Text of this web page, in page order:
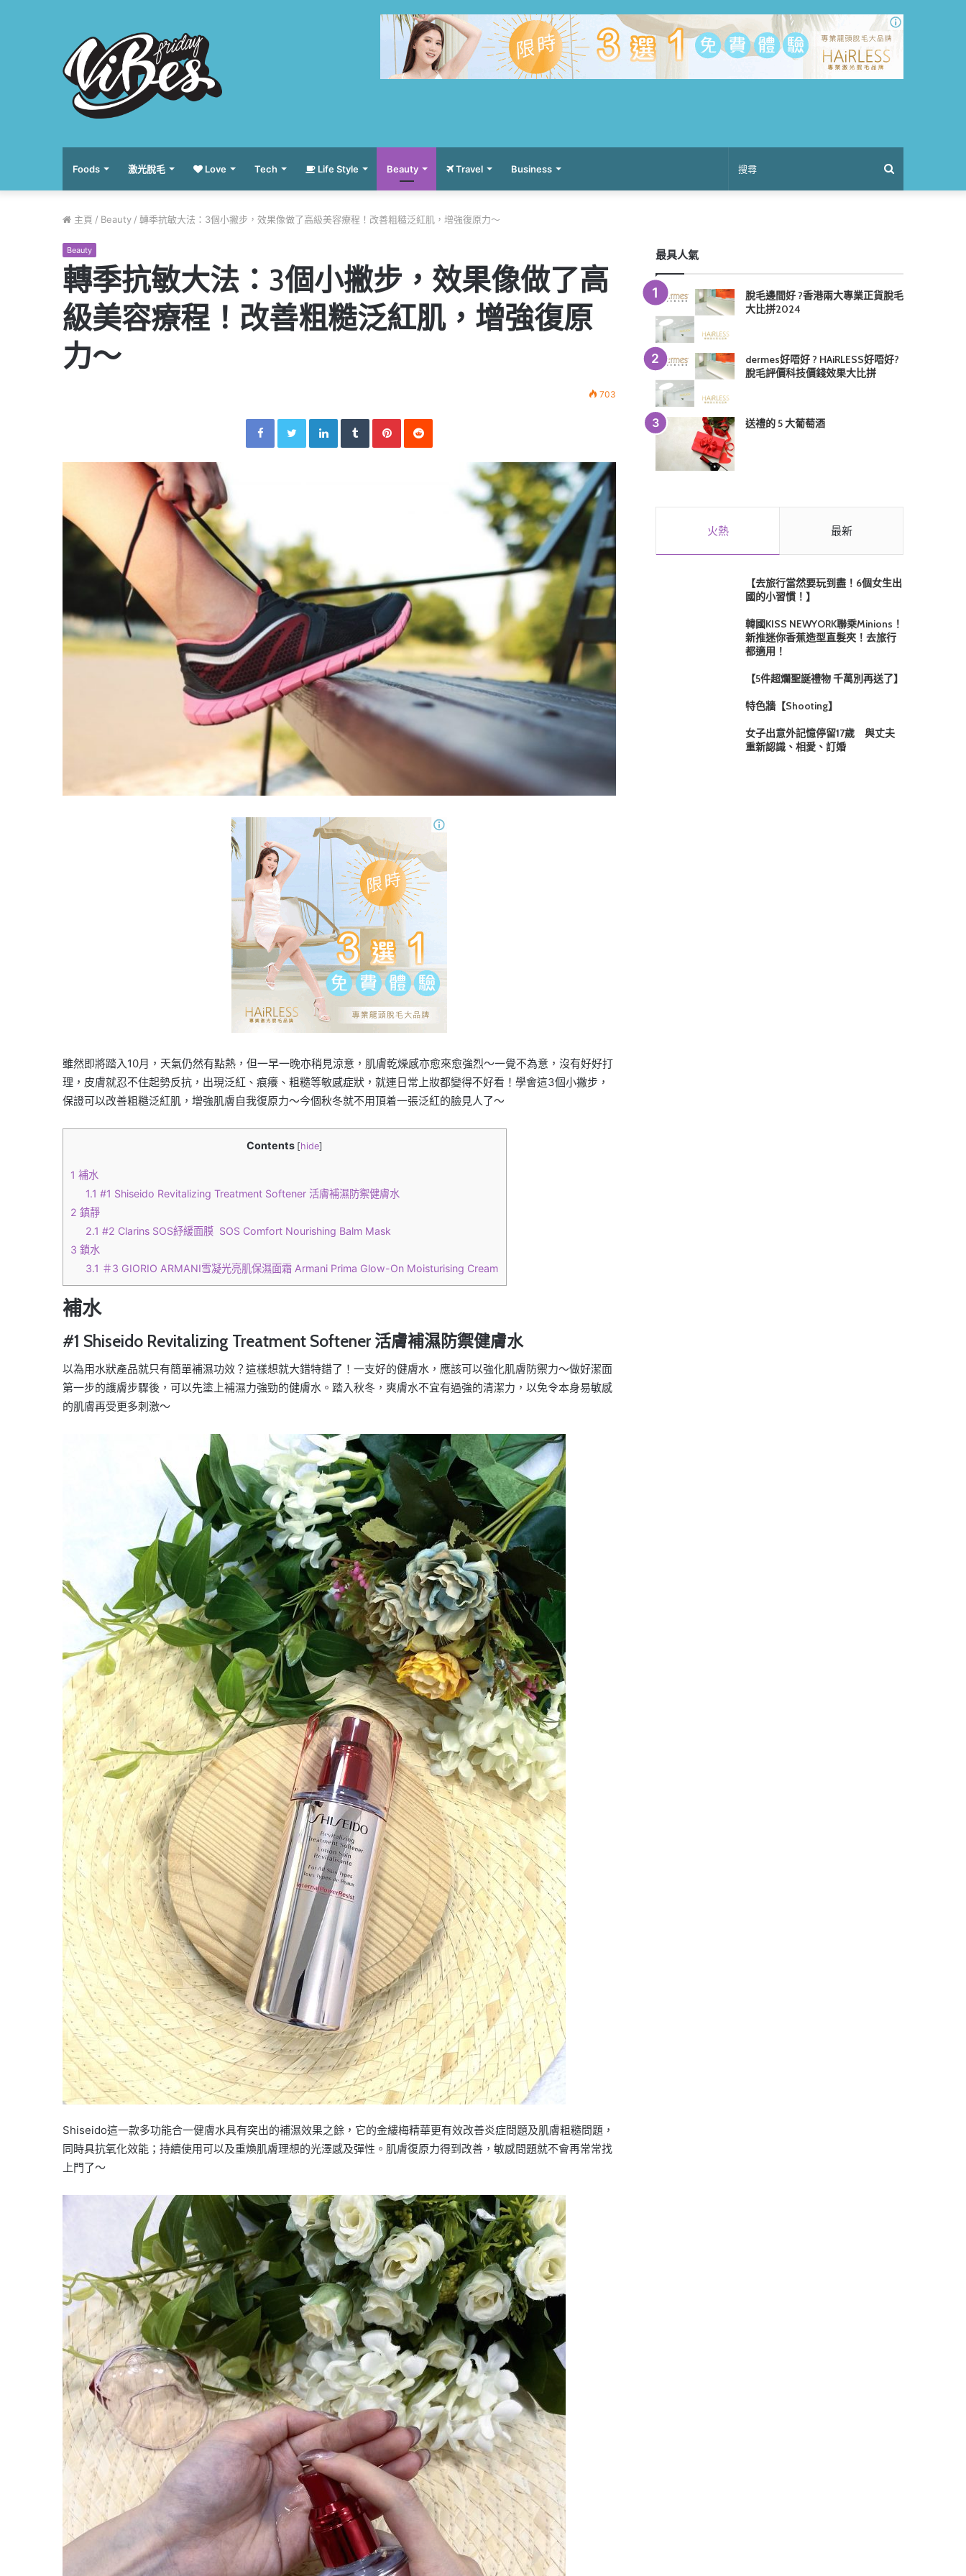
Foods 激光脫毛 Love Tech Life Style Beauty Travel Business
主頁 / Beauty / 轉季抗敏大法：3個小撇步，效果像做了高級美容療程！改善粗糙泛紅肌，增強復原力～
Beauty
轉季抗敏大法：3個小撇步，效果像做了高
級美容療程！改善粗糙泛紅肌，增強復原
力～
703
Facebook Twitter LinkedIn Tumblr Pinterest
雖然即將踏入10月，天氣仍然有點熱，但一早一晚亦稍見涼意，肌膚乾燥感亦愈來愈強烈～一覺不為意，沒有好好打
理，皮膚就忍不住起勢反抗，出現泛紅、痕癢、粗糙等敏感症狀，就連日常上妝都變得不好看！學會這3個小撇步，
保證可以改善粗糙泛紅肌，增強肌膚自我復原力～今個秋冬就不用頂着一張泛紅的臉見人了～
Contents [hide]
1 補水
1.1 #1 Shiseido Revitalizing Treatment Softener 活膚補濕防禦健膚水
2 鎮靜
2.1 #2 Clarins SOS紓緩面膜 SOS Comfort Nourishing Balm Mask
3 鎖水
3.1 ＃3 GIORIO ARMANI雪凝光亮肌保濕面霜 Armani Prima Glow-On Moisturising Cream
補水
#1 Shiseido Revitalizing Treatment Softener 活膚補濕防禦健膚水
以為用水狀產品就只有簡單補濕功效？這樣想就大錯特錯了！一支好的健膚水，應該可以強化肌膚防禦力～做好潔面
第一步的護膚步驟後，可以先塗上補濕力強勁的健膚水。踏入秋冬，爽膚水不宜有過強的清潔力，以免令本身易敏感
的肌膚再受更多刺激～
Shiseido這一款多功能合一健膚水具有突出的補濕效果之餘，它的金縷梅精華更有效改善炎症問題及肌膚粗糙問題，
同時具抗氧化效能；持續使用可以及重煥肌膚理想的光澤感及彈性。肌膚復原力得到改善，敏感問題就不會再常常找
上門了～
最具人氣
脫毛邊間好 ?香港兩大專業正貨脫毛
大比拼2024
dermes好唔好 ? HAiRLESS好唔好?
脫毛評價科技價錢效果大比拼
送禮的 5 大葡萄酒
火熱 最新
【去旅行當然要玩到盡！6個女生出
國的小習慣！】
韓國KISS NEWYORK聯乘Minions！
新推迷你香蕉造型直髮夾！去旅行
都適用！
【5件超爛聖誕禮物 千萬別再送了】
特色牆【Shooting】
女子出意外記憶停留17歲 與丈夫
重新認識、相愛、訂婚